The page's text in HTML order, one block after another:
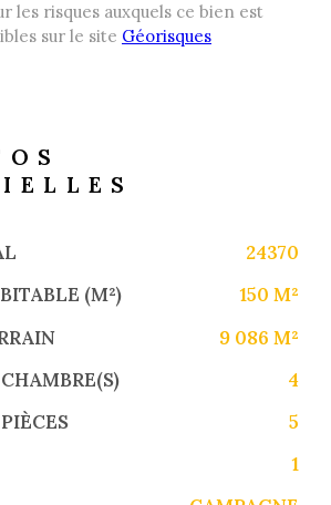
les risques auxquels ce bien est
sur le site Géorisques
24370
(M²)
150 M²
9 086 M²
4
5
1